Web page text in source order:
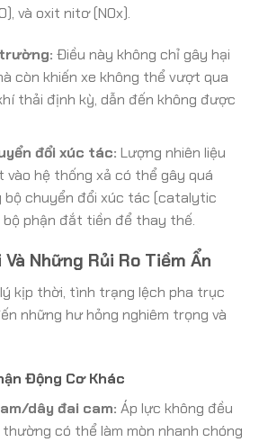
và oxit nitơ (NOx).
Điều này không chỉ gây hại
còn khiến xe không thể vượt qua
thải định kỳ, dẫn đến không được
đổi xúc tác: Lượng nhiên liệu
hệ thống xả có thể gây quá
bộ chuyển đổi xúc tác (catalytic
phận đắt tiền để thay thế.
Và Những Rủi Ro Tiềm Ẩn
kịp thời, tình trạng lệch pha trục
những hư hỏng nghiêm trọng và
Động Cơ Khác
dây đai cam: Áp lực không đều
có thể làm mòn nhanh chóng